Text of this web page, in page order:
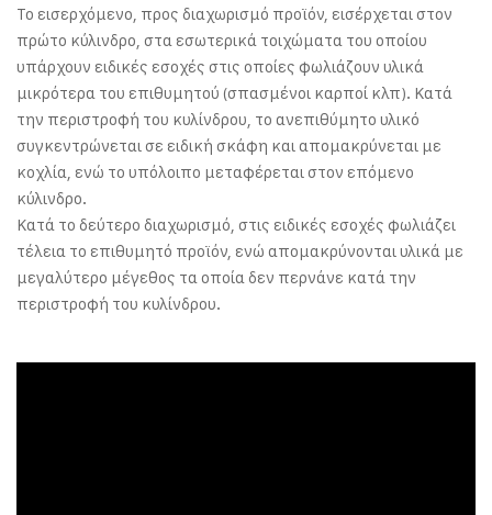
Το εισερχόμενο, προς διαχωρισμό προϊόν, εισέρχεται στον
πρώτο κύλινδρο, στα εσωτερικά τοιχώματα του οποίου
υπάρχουν ειδικές εσοχές στις οποίες φωλιάζουν υλικά
μικρότερα του επιθυμητού (σπασμένοι καρποί κλπ). Κατά
την περιστροφή του κυλίνδρου, το ανεπιθύμητο υλικό
συγκεντρώνεται σε ειδική σκάφη και απομακρύνεται με
κοχλία, ενώ το υπόλοιπο μεταφέρεται στον επόμενο
κύλινδρο.
Κατά το δεύτερο διαχωρισμό, στις ειδικές εσοχές φωλιάζει
τέλεια το επιθυμητό προϊόν, ενώ απομακρύνονται υλικά με
μεγαλύτερο μέγεθος τα οποία δεν περνάνε κατά την
περιστροφή του κυλίνδρου.